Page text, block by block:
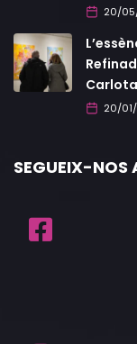
20/
20/
SEGUEIX-NOS